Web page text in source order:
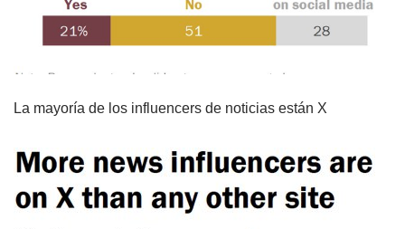
La mayoría de los influencers de noticias están X